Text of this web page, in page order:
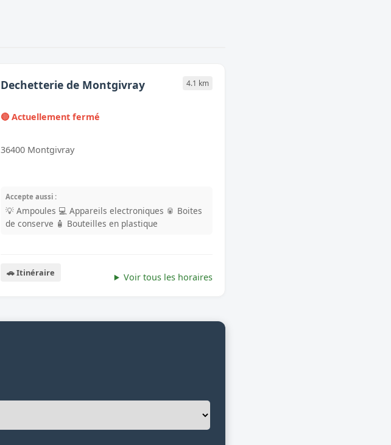
Dechetterie de Montgivray 4.1 km
🔴 Actuellement fermé
36400 Montgivray
Accepte aussi :
💡 Ampoules 💻 Appareils electroniques 🥫 Boites
de conserve 🧴 Bouteilles en plastique
🚗 Itinéraire Voir tous les horaires